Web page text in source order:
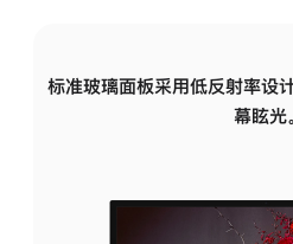
标准玻璃面板采用低反射率设
幕眩光。